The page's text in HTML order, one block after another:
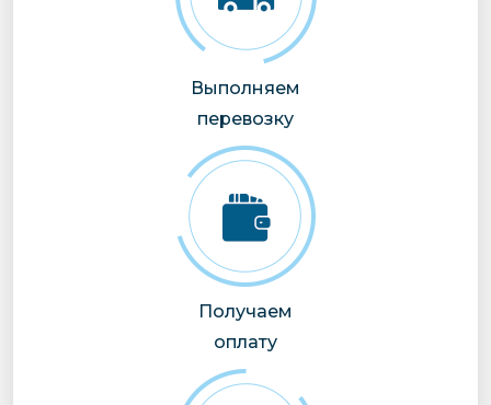
Выполняем
перевозку
Получаем
оплату